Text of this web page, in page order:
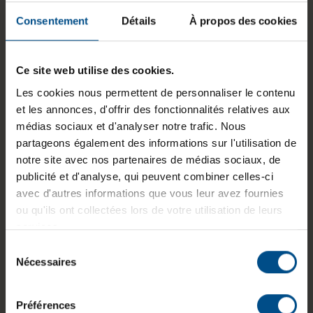
Consentement Détails À propos des cookies
Ce site web utilise des cookies.
Les cookies nous permettent de personnaliser le contenu
et les annonces, d'offrir des fonctionnalités relatives aux
médias sociaux et d'analyser notre trafic. Nous
partageons également des informations sur l'utilisation de
notre site avec nos partenaires de médias sociaux, de
publicité et d'analyse, qui peuvent combiner celles-ci
avec d'autres informations que vous leur avez fournies
ou qu'ils ont collectées lors de votre utilisation de leurs
services.
Nécessaires
Préférences
Français (AZERTY)
sans pavé numérique
Processors
Programme de partenariat:
GTIN/EAN : 3701157158220
Dimensions (L x l x H) :
214,7 x 323,6 x 17,9
mm
Poids :